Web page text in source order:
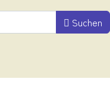
Suchen